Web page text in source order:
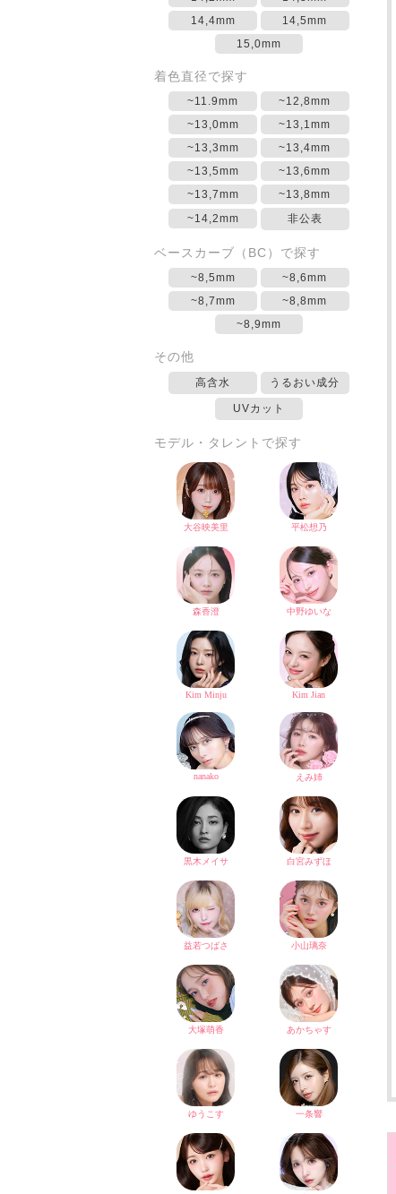
14,4mm
14,5mm
15,0mm
着色直径で探す
~11.9mm
~12,8mm
~13,0mm
~13,1mm
~13,3mm
~13,4mm
~13,5mm
~13,6mm
~13,7mm
~13,8mm
~14,2mm
非公表
ベースカーブ（BC）で探す
~8,5mm
~8,6mm
~8,7mm
~8,8mm
~8,9mm
その他
高含水 うるおい成分
UVカット
モデル・タレントで探す